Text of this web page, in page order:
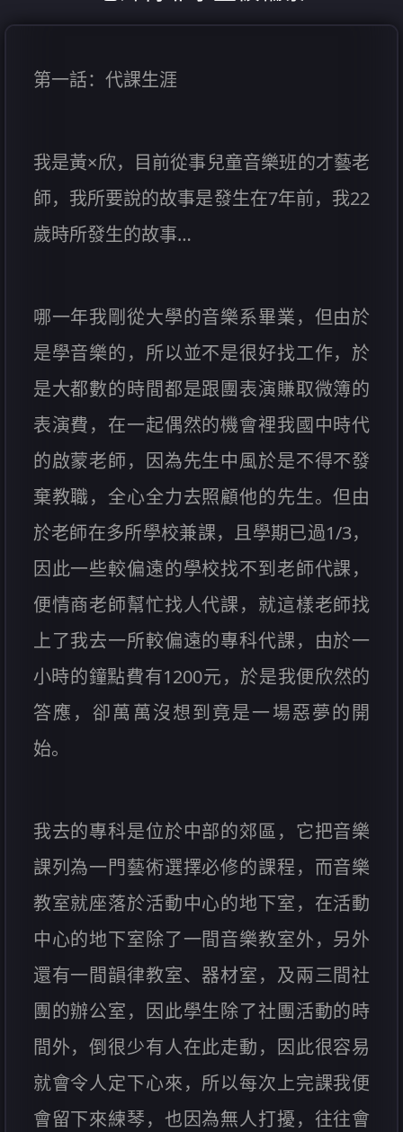
第一話：代課生涯
我是黃×欣，目前從事兒童音樂班的才藝老
師，我所要說的故事是發生在7年前，我22
歲時所發生的故事…
哪一年我剛從大學的音樂系畢業，但由於
是學音樂的，所以並不是很好找工作，於
是大都數的時間都是跟團表演賺取微簿的
表演費，在一起偶然的機會裡我國中時代
的啟蒙老師，因為先生中風於是不得不發
棄教職，全心全力去照顧他的先生。但由
於老師在多所學校兼課，且學期已過1/3，
因此一些較偏遠的學校找不到老師代課，
便情商老師幫忙找人代課，就這樣老師找
上了我去一所較偏遠的專科代課，由於一
小時的鐘點費有1200元，於是我便欣然的
答應，卻萬萬沒想到竟是一場惡夢的開
始。
我去的專科是位於中部的郊區，它把音樂
課列為一門藝術選擇必修的課程，而音樂
教室就座落於活動中心的地下室，在活動
中心的地下室除了一間音樂教室外，另外
還有一間韻律教室、器材室，及兩三間社
團的辦公室，因此學生除了社團活動的時
間外，倒很少有人在此走動，因此很容易
就會令人定下心來，所以每次上完課我便
會留下來練琴，也因為無人打擾，往往會